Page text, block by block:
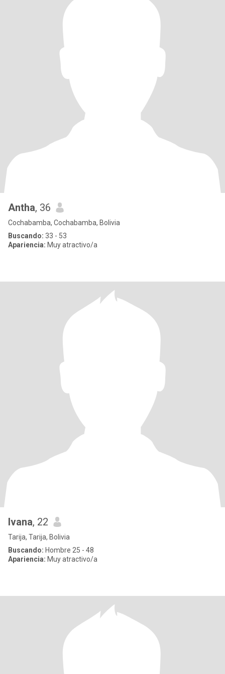
Antha, 36
Cochabamba, Cochabamba, Bolivia
Buscando: 33 - 53
Apariencia: Muy atractivo/a
Ivana, 22
Tarija, Tarija, Bolivia
Buscando: Hombre 25 - 48
Apariencia: Muy atractivo/a